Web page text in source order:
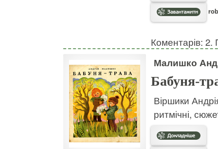
Коментарів: 2.
Малишко
Бабуня-
Віршики
ритмічні,